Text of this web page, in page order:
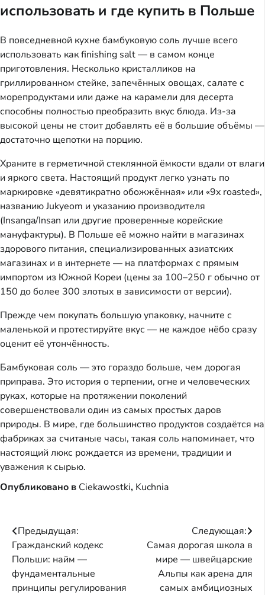
использовать и где купить в Польше
В повседневной кухне бамбуковую соль лучше всего
использовать как finishing salt — в самом конце
приготовления. Несколько кристалликов на
гриллированном стейке, запечённых овощах, салате с
морепродуктами или даже на карамели для десерта
способны полностью преобразить вкус блюда. Из-за
высокой цены не стоит добавлять её в большие объёмы —
достаточно щепотки на порцию.
Храните в герметичной стеклянной ёмкости вдали от влаги
и яркого света. Настоящий продукт легко узнать по
маркировке «девятикратно обожжённая» или «9x roasted»,
названию Jukyeom и указанию производителя
(Insanga/Insan или другие проверенные корейские
мануфактуры). В Польше её можно найти в магазинах
здорового питания, специализированных азиатских
магазинах и в интернете — на платформах с прямым
импортом из Южной Кореи (цены за 100–250 г обычно от
150 до более 300 злотых в зависимости от версии).
Прежде чем покупать большую упаковку, начните с
маленькой и протестируйте вкус — не каждое нёбо сразу
оценит её утончённость.
Бамбуковая соль — это гораздо больше, чем дорогая
приправа. Это история о терпении, огне и человеческих
руках, которые на протяжении поколений
совершенствовали один из самых простых даров
природы. В мире, где большинство продуктов создаётся на
фабриках за считаные часы, такая соль напоминает, что
настоящий люкс рождается из времени, традиции и
уважения к сырью.
Опубликовано в Ciekawostki, Kuchnia
Навигация
по
записям
Предыдущая:
Гражданский кодекс
Польши: найм —
фундаментальные
принципы регулирования
Следующая:
Самая дорогая школа в
мире — швейцарские
Альпы как арена для
самых амбициозных